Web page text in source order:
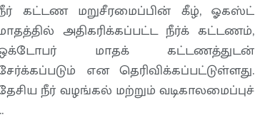
கட்டண மறுசீரமைப்பின் கீழ், ஓகஸ்ட்
அதிகரிக்கப்பட்ட நீர்க் கட்டணம்,
மாதக் கட்டணத்துடன்
என தெரிவிக்கப்பட்டுள்ளது.
நீர் வழங்கல் மற்றும் வடிகாலமைப்புச்